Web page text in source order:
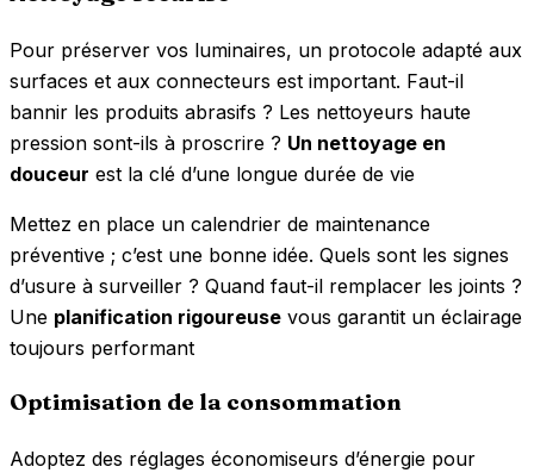
Pour préserver vos luminaires, un protocole adapté aux
surfaces et aux connecteurs est important. Faut-il
bannir les produits abrasifs ? Les nettoyeurs haute
pression sont-ils à proscrire ? Un nettoyage en
douceur est la clé d’une longue durée de vie
Mettez en place un calendrier de maintenance
préventive ; c’est une bonne idée. Quels sont les signes
d’usure à surveiller ? Quand faut-il remplacer les joints ?
Une planification rigoureuse vous garantit un éclairage
toujours performant
Optimisation de la consommation
Adoptez des réglages économiseurs d’énergie pour